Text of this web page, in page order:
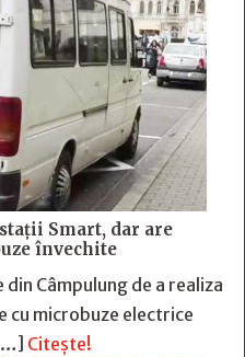
Smart, dar are
învechite
Câmpulung de a realiza
cu microbuze electrice
Citește!